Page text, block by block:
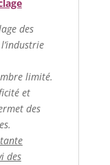
des
limité.
et
des
des